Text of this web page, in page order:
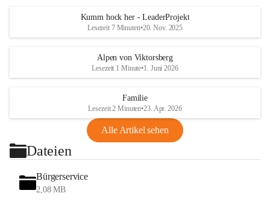
Kumm hock her - LeaderProjekt
Lesezeit 7 Minuten•20. Nov. 2025
Alpen von Viktorsberg
Lesezeit 1 Minute•1. Juni 2026
Familie
Lesezeit 2 Minuten•23. Apr. 2026
Alle Artikel sehen
Dateien
Bürgerservice
2,08 MB